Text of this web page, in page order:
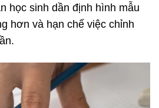
học sinh dần định hình mẫu
hơn và hạn chế việc chỉnh